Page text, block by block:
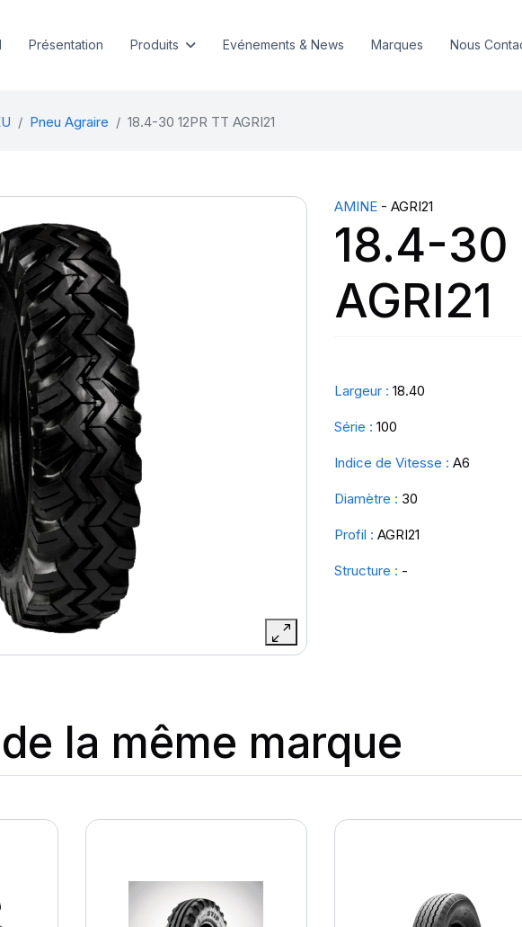
Présentation Produits Evénements & News Marques Nous
Pneu Agraire 18.4-30 12PR TT AGRI21
AMINE - AGRI21
18.4-30
AGRI21
Largeur : 18.40
Série : 100
Indice de Vitesse : A6
Diamètre : 30
Profil : AGRI21
Structure : -
la même marque